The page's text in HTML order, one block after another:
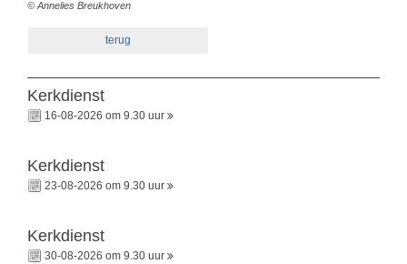
© Annelies Breukhoven
terug
Kerkdienst
16-08-2026 om 9.30 uur
Kerkdienst
23-08-2026 om 9.30 uur
Kerkdienst
30-08-2026 om 9.30 uur